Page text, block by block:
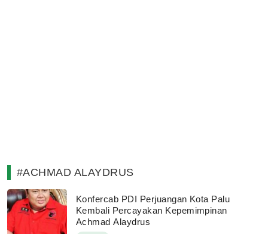
#ACHMAD ALAYDRUS
Konfercab PDI Perjuangan Kota Palu
Kembali Percayakan Kepemimpinan
Achmad Alaydrus